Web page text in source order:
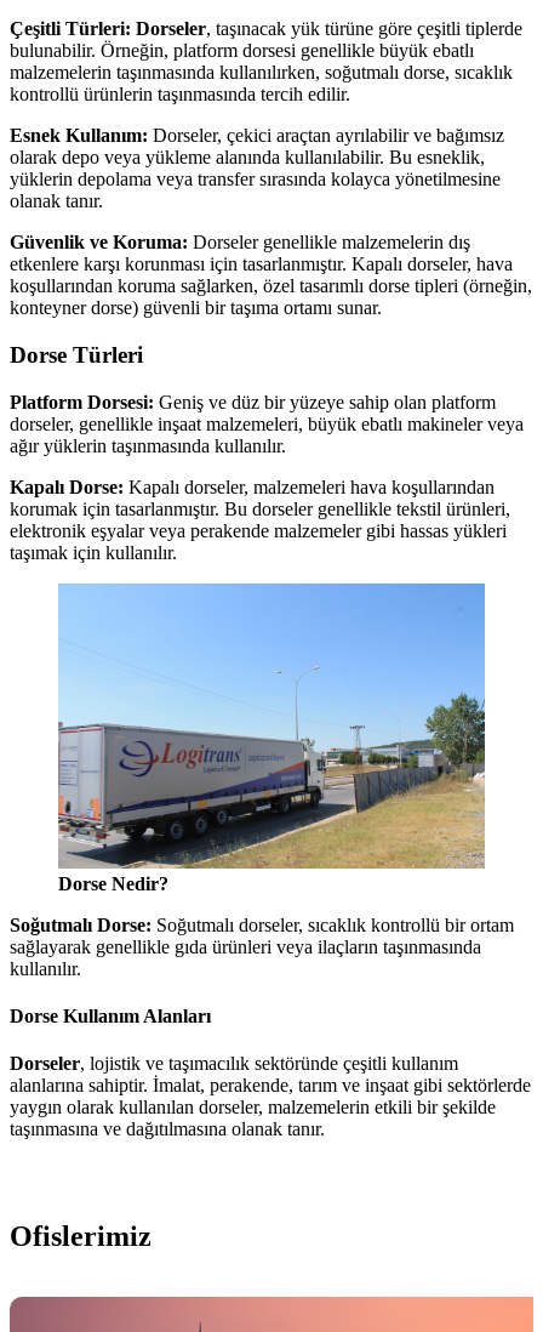
Çeşitli Türleri: Dorseler, taşınacak yük türüne göre çeşitli tiplerde
bulunabilir. Örneğin, platform dorsesi genellikle büyük ebatlı
malzemelerin taşınmasında kullanılırken, soğutmalı dorse, sıcaklık
kontrollü ürünlerin taşınmasında tercih edilir.
Esnek Kullanım: Dorseler, çekici araçtan ayrılabilir ve bağımsız
olarak depo veya yükleme alanında kullanılabilir. Bu esneklik,
yüklerin depolama veya transfer sırasında kolayca yönetilmesine
olanak tanır.
Güvenlik ve Koruma: Dorseler genellikle malzemelerin dış
etkenlere karşı korunması için tasarlanmıştır. Kapalı dorseler, hava
koşullarından koruma sağlarken, özel tasarımlı dorse tipleri (örneğin,
konteyner dorse) güvenli bir taşıma ortamı sunar.
Dorse Türleri
Platform Dorsesi: Geniş ve düz bir yüzeye sahip olan platform
dorseler, genellikle inşaat malzemeleri, büyük ebatlı makineler veya
ağır yüklerin taşınmasında kullanılır.
Kapalı Dorse: Kapalı dorseler, malzemeleri hava koşullarından
korumak için tasarlanmıştır. Bu dorseler genellikle tekstil ürünleri,
elektronik eşyalar veya perakende malzemeler gibi hassas yükleri
taşımak için kullanılır.
Dorse Nedir?
Soğutmalı Dorse: Soğutmalı dorseler, sıcaklık kontrollü bir ortam
sağlayarak genellikle gıda ürünleri veya ilaçların taşınmasında
kullanılır.
Dorse Kullanım Alanları
Dorseler, lojistik ve taşımacılık sektöründe çeşitli kullanım
alanlarına sahiptir. İmalat, perakende, tarım ve inşaat gibi sektörlerde
yaygın olarak kullanılan dorseler, malzemelerin etkili bir şekilde
taşınmasına ve dağıtılmasına olanak tanır.
Ofislerimiz